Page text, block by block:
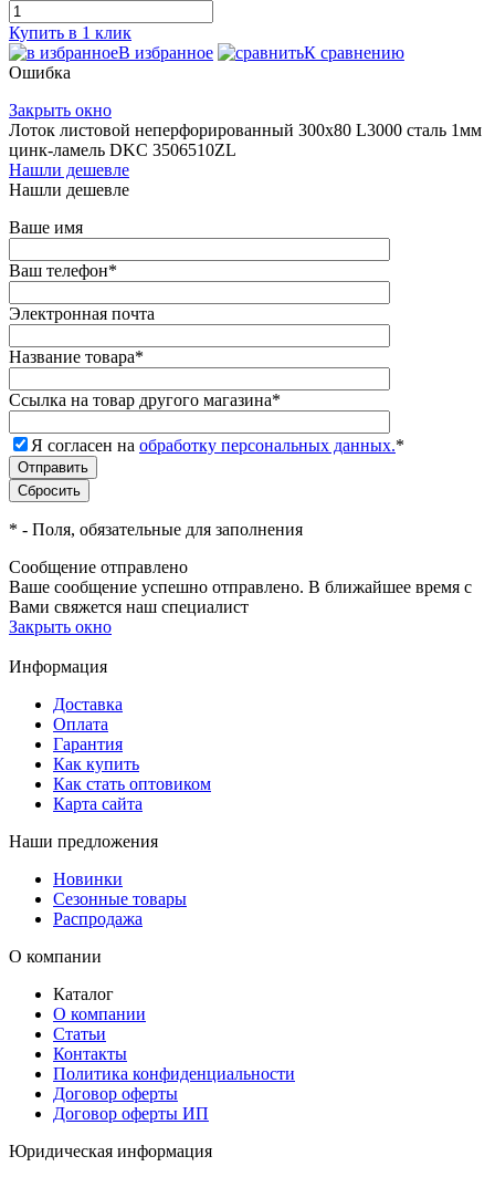
Купить в 1 клик
В избранное
К сравнению
Ошибка
Закрыть окно
Лоток листовой неперфорированный 300х80 L3000 сталь 1мм
цинк-ламель DKC 3506510ZL
Нашли дешевле
Нашли дешевле
Ваше имя
Ваш телефон*
Электронная почта
Название товара*
Ссылка на товар другого магазина*
Я согласен на обработку персональных данных.*
* - Поля, обязательные для заполнения
Сообщение отправлено
Ваше сообщение успешно отправлено. В ближайшее время с
Вами свяжется наш специалист
Закрыть окно
Информация
Доставка
Оплата
Гарантия
Как купить
Как стать оптовиком
Карта сайта
Наши предложения
Новинки
Сезонные товары
Распродажа
О компании
Каталог
О компании
Статьи
Контакты
Политика конфиденциальности
Договор оферты
Договор оферты ИП
Юридическая информация